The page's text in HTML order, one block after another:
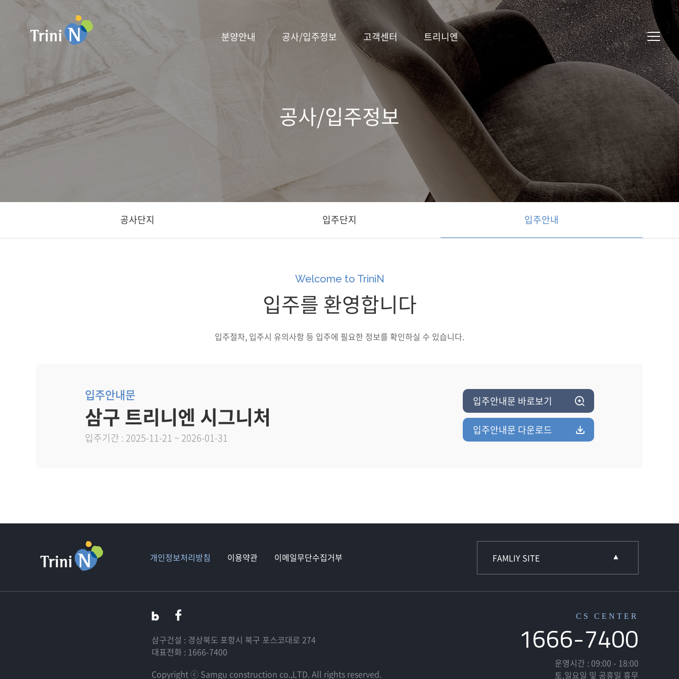
분양안내
분양안내
여러분의 편안한 안식처,
새로운 삼구 트리니엔으로 거듭나겠습니다
분양예정단지
공사/입주정보
공사/입주정보
여러분의 편안한 안식처,
새로운 삼구 트리니엔으로 거듭나겠습니다
입주단지
고객센터
고객센터
여러분의 편안한 안식처,
새로운 삼구 트리니엔으로 거듭나겠습니다
자주묻는질문
입주예약
관심단지등록
트리니엔
트리니엔
여러분의 편안한 안식처,
새로운 삼구 트리니엔으로 거듭나겠습니다
BI
트리니엔 라이프 트리니엔 뉴스
공사/입주정보
공사단지 입주단지 입주안내
Welcome to TriniN
입주를 환영합니다
입주절차, 입주시 유의사항 등 입주에 필요한 정보를 확인하실 수 있습니다.
입주안내문
삼구 트리니엔 시그니처
입주기간 : 2025-11-21 ~ 2026-01-31
입주안내문 바로보기
입주안내문 다운로드
개인정보처리방침 이용약관 이메일무단수집거부
삼구건설 : 경상북도 포항시 북구 포스코대로 274
대표전화 : 1666-7400
Copyright ⓒ Samgu construction co.,LTD. All rights reserved.
CS CENTER
1666-7400
운영시간 : 09:00 - 18:00
토,일요일 및 공휴일 휴무